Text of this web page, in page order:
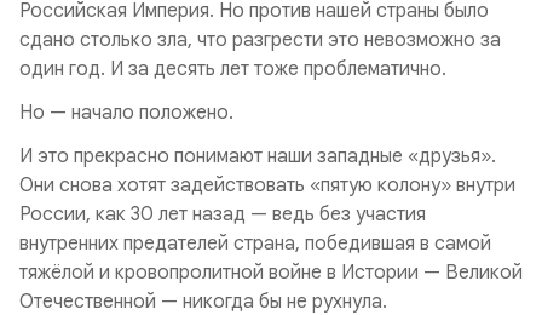
Российская Империя. Но против нашей страны было
сдано столько зла, что разгрести это невозможно за
один год. И за десять лет тоже проблематично.
Но — начало положено.
И это прекрасно понимают наши западные «друзья».
Они снова хотят задействовать «пятую колону» внутри
России, как 30 лет назад — ведь без участия
внутренних предателей страна, победившая в самой
тяжёлой и кровопролитной войне в Истории — Великой
Отечественной — никогда бы не рухнула.